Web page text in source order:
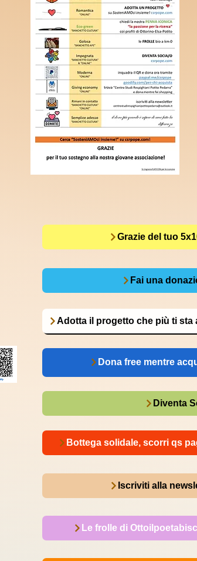
Grazie del tuo
Fai una
Adotta il progetto che più ti sta
Dona free mentre
Diventa
Bottega solidale, scorri qs
Iscriviti alla
Le frolle di